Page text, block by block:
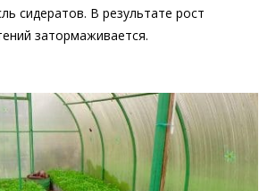
сидератов. В результате рост
затормаживается.